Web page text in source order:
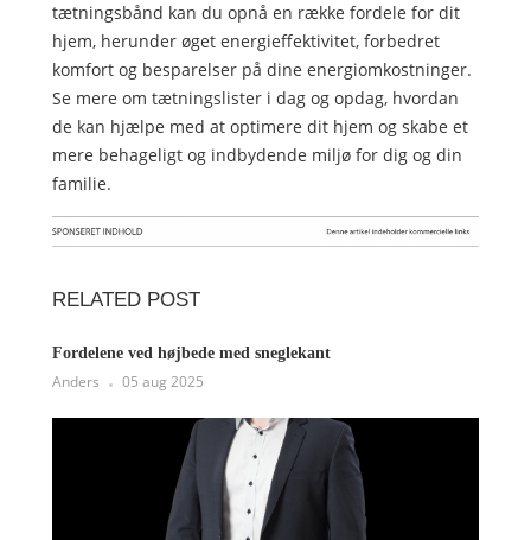
tætningsbånd kan du opnå en række fordele for dit
hjem, herunder øget energieffektivitet, forbedret
komfort og besparelser på dine energiomkostninger.
Se mere om tætningslister i dag og opdag, hvordan
de kan hjælpe med at optimere dit hjem og skabe et
mere behageligt og indbydende miljø for dig og din
familie.
RELATED POST
Fordelene ved højbede med sneglekant
Anders 05 aug 2025